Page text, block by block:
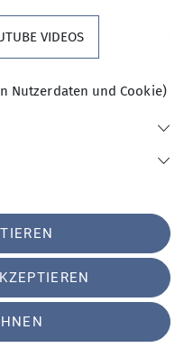
Breit bei
mit Martin
nach
VIDEOS
Nutzerdaten und Cookie)